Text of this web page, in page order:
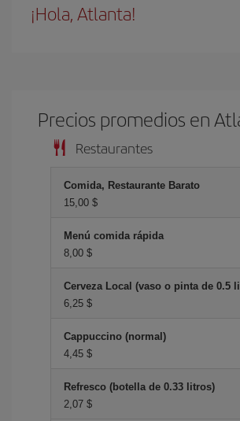
¡Hola, Atlanta!
Precios promedios en
Restaurantes
Comida, Restaurante Barato
15,00 $
Menú comida rápida
8,00 $
Cerveza Local (vaso o pinta de 0.5
6,25 $
Cappuccino (normal)
4,45 $
Refresco (botella de 0.33 litros)
2,07 $